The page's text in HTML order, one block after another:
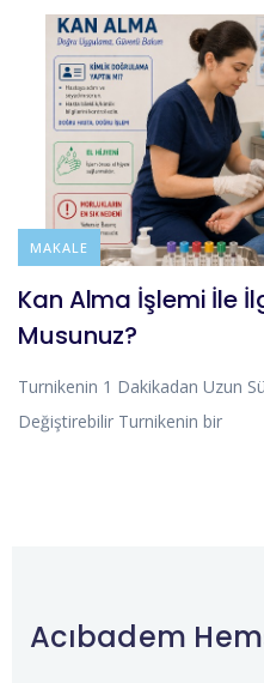
BLOG
MAKALE
Kan Alma İşlemi İle
Musunuz?
Turnikenin 1 Dakikadan Uzun
Değiştirebilir Turnikenin bir
Acıbadem